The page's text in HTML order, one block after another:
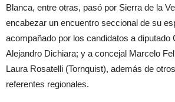
Blanca, entre otras, pasó por Sierra de la
encabezar un encuentro seccional de su
acompañado por los candidatos a diputado
Alejandro Dichiara; y a concejal Marcelo
Laura Rosatelli (Tornquist), además de
referentes regionales.